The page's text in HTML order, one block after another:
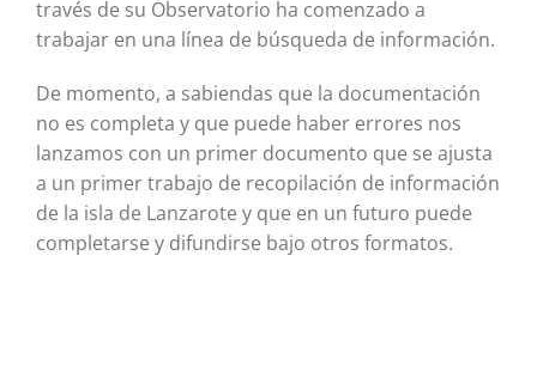
través de su Observatorio ha comenzado a
trabajar en una línea de búsqueda de información.
De momento, a sabiendas que la documentación
no es completa y que puede haber errores nos
lanzamos con un primer documento que se ajusta
a un primer trabajo de recopilación de información
de la isla de Lanzarote y que en un futuro puede
completarse y difundirse bajo otros formatos.